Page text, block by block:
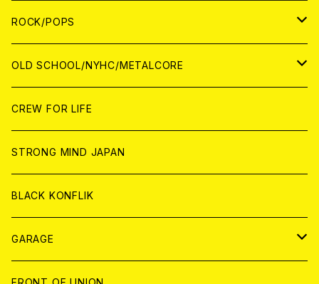
WORLD
ANALOG
CD
ANALOG
CD
ANALOG
WOLRD
CD
ANALOG
JAPAN
CD
ANALOG
WORLD
CD
ANALOG
ROCK/POPS
JAPAN
CD
ANALOG
WORLD
CD
ANALOG
OLD SCHOOL/NYHC/METALCORE
JAPAN
CD
ANALOG
WORLD
CD
ANALOG
CREW FOR LIFE
STRONG MIND JAPAN
BLACK KONFLIK
GARAGE
JAPAN